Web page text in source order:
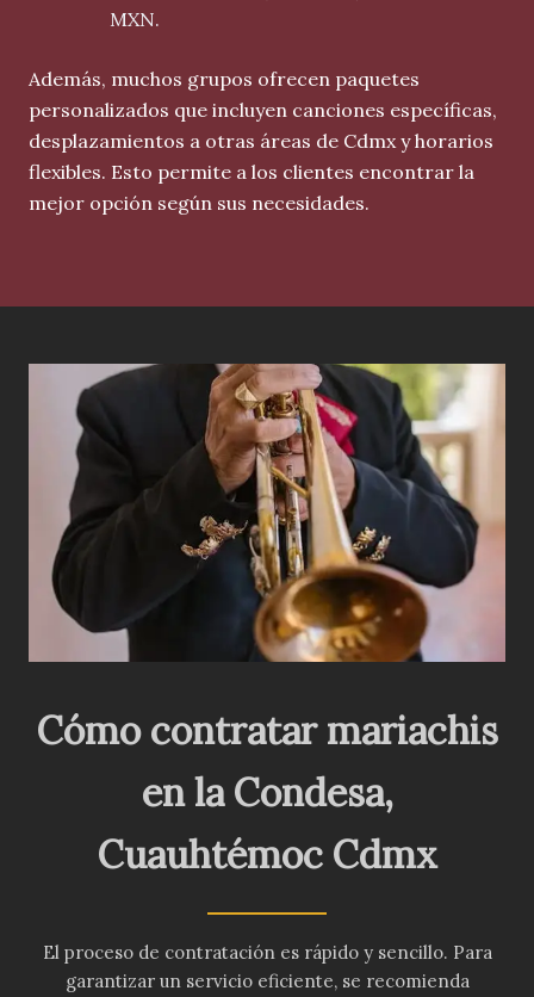
MXN.
Además, muchos grupos ofrecen paquetes
personalizados que incluyen canciones específicas,
desplazamientos a otras áreas de Cdmx y horarios
flexibles. Esto permite a los clientes encontrar la
mejor opción según sus necesidades.
Cómo contratar mariachis
enla Condesa,
CuauhtémocCdmx
El proceso de contratación es rápido y sencillo. Para
garantizar un servicio eficiente, se recomienda